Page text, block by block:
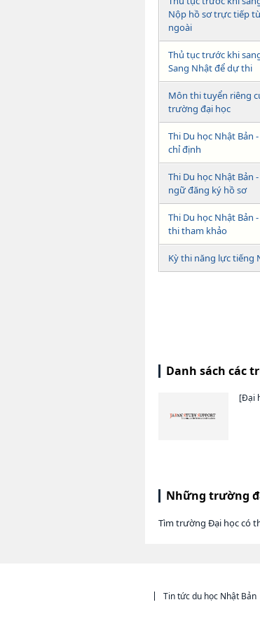
Nộp hồ sơ trực tiếp
ngoài
Thủ tục trước khi
Sang Nhật để dự thi
Môn thi tuyển riêng
trường đại học
Thi Du học Nhật Bản
chỉ định
Thi Du học Nhật Bản
ngữ đăng ký hồ sơ
Thi Du học Nhật Bản -
thi tham khảo
Kỳ thi năng lực tiếng
Danh sách các
[Đại
Những trường
Tìm trường Đại học có
Tin tức du học Nhật Bản